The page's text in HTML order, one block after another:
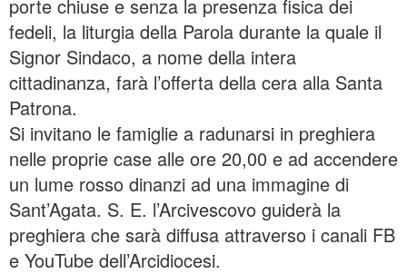
porte chiuse e senza la presenza fisica dei
fedeli, la liturgia della Parola durante la quale il
Signor Sindaco, a nome della intera
cittadinanza, farà l’offerta della cera alla Santa
Patrona.
Si invitano le famiglie a radunarsi in preghiera
nelle proprie case alle ore 20,00 e ad accendere
un lume rosso dinanzi ad una immagine di
Sant’Agata. S. E. l’Arcivescovo guiderà la
preghiera che sarà diffusa attraverso i canali FB
e YouTube dell’Arcidiocesi.